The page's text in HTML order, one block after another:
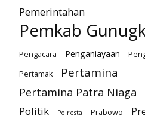
Pemerintahan
Pemkab
Pengacara Penganiayaan
Pertamak Pertamina
Pertamina Patra Niaga
Politik
Polresta Prabowo